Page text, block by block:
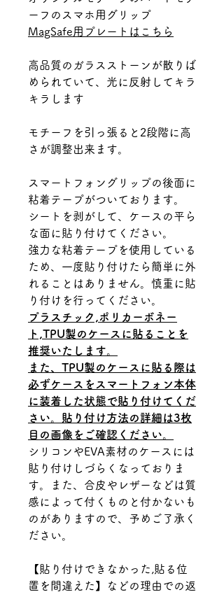
ーフのスマホ用グリップ
MagSafe用プレートはこちら
高品質のガラスストーンが散りば
められていて、光に反射してキラ
キラします
モチーフを引っ張ると2段階に高
さが調整出来ます。
スマートフォングリップの後面に
粘着テープがついております。
シートを剥がして、ケースの平ら
な面に貼り付けてください。
強力な粘着テープを使用している
ため、一度貼り付けたら簡単に外
れることはありません。慎重に貼
り付けを行ってください。
プラスチック,ポリカーボネー
ト,TPU製のケースに貼ることを
推奨いたします。
また、TPU製のケースに貼る際は
必ずケースをスマートフォン本体
に装着した状態で貼り付けてくだ
さい。貼り付け方法の詳細は3枚
目の画像をご確認ください。
シリコンやEVA素材のケースには
貼り付けしづらくなっておりま
す。また、合皮やレザーなどは質
感によって付くものと付かないも
のがありますので、予めご了承く
ださい。
【貼り付けできなかった,貼る位
置を間違えた】などの理由での返